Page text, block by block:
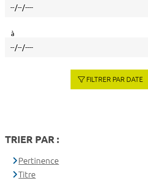
à
FILTRER PAR DATE
TRIER PAR :
Pertinence
Titre